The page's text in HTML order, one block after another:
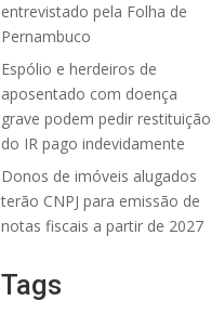
entrevistado pela Folha de
Pernambuco
Espólio e herdeiros de
aposentado com doença
grave podem pedir restituição
do IR pago indevidamente
Donos de imóveis alugados
terão CNPJ para emissão de
notas fiscais a partir de 2027
Tags